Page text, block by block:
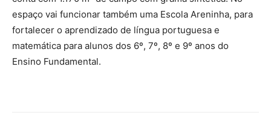
espaço vai funcionar também uma Escola Areninha, para
fortalecer o aprendizado de língua portuguesa e
matemática para alunos dos 6º, 7º, 8º e 9º anos do
Ensino Fundamental.